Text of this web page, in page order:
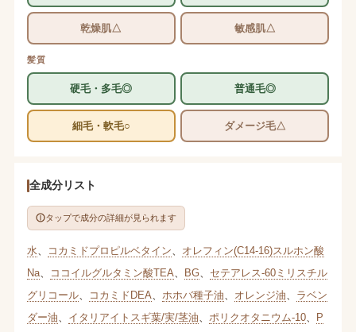
乾燥肌△ 敏感肌△
髪質
硬毛・多毛◎ 普通毛◎
細毛・軟毛○ ダメージ毛△
全成分リスト
タップで成分の詳細が見られます
水 コカミドプロピルベタイン
オレフィン(C14-16)スルホン酸
Na、 ココイルグルタミン酸TEA BG、 セテアレス-60ミリスチル
グリコール、 コカミドDEA ホホバ種子油 オレンジ油
ラベン
ダー油
イタリアイトスギ葉/実/茎油 ポリクオタニウム-10、 P